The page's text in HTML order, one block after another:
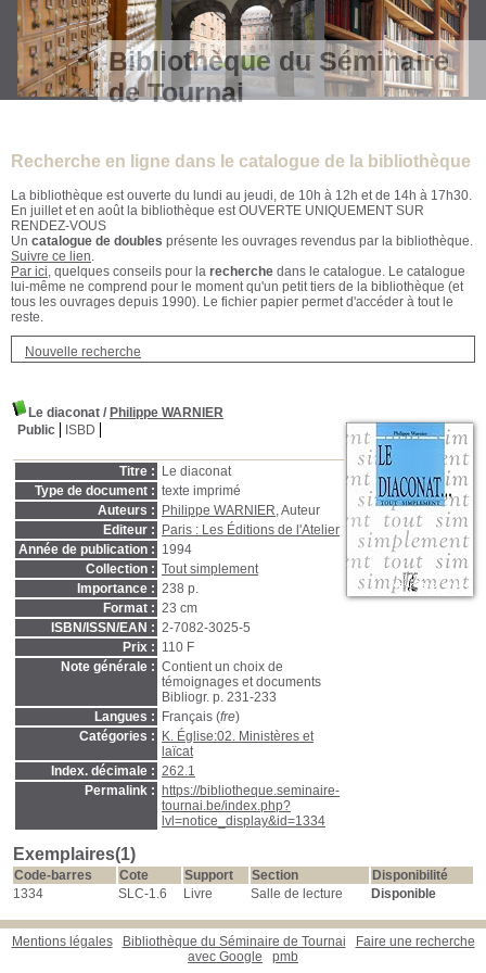
Bibliothèque du Séminaire
de Tournai
Recherche en ligne dans le catalogue de la bibliothèque
La bibliothèque est ouverte du lundi au jeudi, de 10h à 12h et de 14h à 17h30.
En juillet et en août la bibliothèque est OUVERTE UNIQUEMENT SUR
RENDEZ-VOUS
Un catalogue de doubles présente les ouvrages revendus par la bibliothèque.
Suivre ce lien.
Par ici, quelques conseils pour la recherche dans le catalogue. Le catalogue
lui-même ne comprend pour le moment qu'un petit tiers de la bibliothèque (et
tous les ouvrages depuis 1990). Le fichier papier permet d'accéder à tout le
reste.
Nouvelle recherche
Le diaconat / Philippe WARNIER
Public
ISBD
Titre :
Le diaconat
Type de document : texte imprimé
Auteurs :
Philippe WARNIER, Auteur
Editeur :
Paris : Les Éditions de l'Atelier
Année de publication : 1994
Collection : Tout simplement
Importance : 238 p.
Format : 23 cm
ISBN/ISSN/EAN : 2-7082-3025-5
Prix : 110 F
Note générale : Contient un choix de
témoignages et documents
Bibliogr. p. 231-233
Langues :
Français (fre)
Catégories :
K. Église:02. Ministères et
laïcat
Index. décimale : 262.1
Permalink :
https://bibliotheque.seminaire-
tournai.be/index.php?
lvl=notice_display&id=1334
Exemplaires(1)
Code-barres Cote Support Section
Disponibilité
1334
SLC-1.6 Livre Salle de lecture Disponible
Mentions légales Bibliothèque du Séminaire de Tournai
Faire une recherche
avec Google
pmb